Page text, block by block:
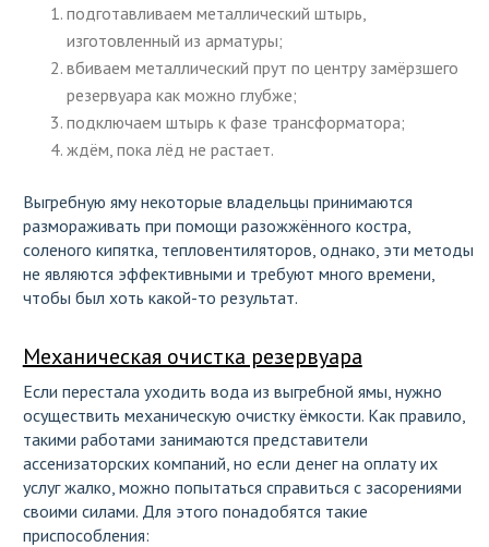
подготавливаем металлический штырь,
изготовленный из арматуры;
вбиваем металлический прут по центру замёрзшего
резервуара как можно глубже;
подключаем штырь к фазе трансформатора;
ждём, пока лёд не растает.
Выгребную яму некоторые владельцы принимаются
размораживать при помощи разожжённого костра,
соленого кипятка, тепловентиляторов, однако, эти методы
не являются эффективными и требуют много времени,
чтобы был хоть какой-то результат.
Механическая очистка резервуара
Если перестала уходить вода из выгребной ямы, нужно
осуществить механическую очистку ёмкости. Как правило,
такими работами занимаются представители
ассенизаторских компаний, но если денег на оплату их
услуг жалко, можно попытаться справиться с засорениями
своими силами. Для этого понадобятся такие
приспособления: